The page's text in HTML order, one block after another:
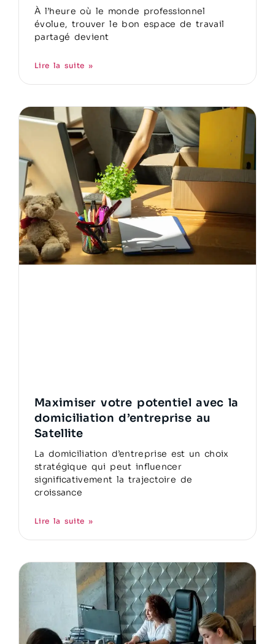
À l’heure où le monde professionnel
évolue, trouver le bon espace de travail
partagé devient
Lire la suite »
Maximiser votre potentiel avec la
domiciliation d’entreprise au
Satellite
La domiciliation d’entreprise est un choix
stratégique qui peut influencer
significativement la trajectoire de
croissance
Lire la suite »